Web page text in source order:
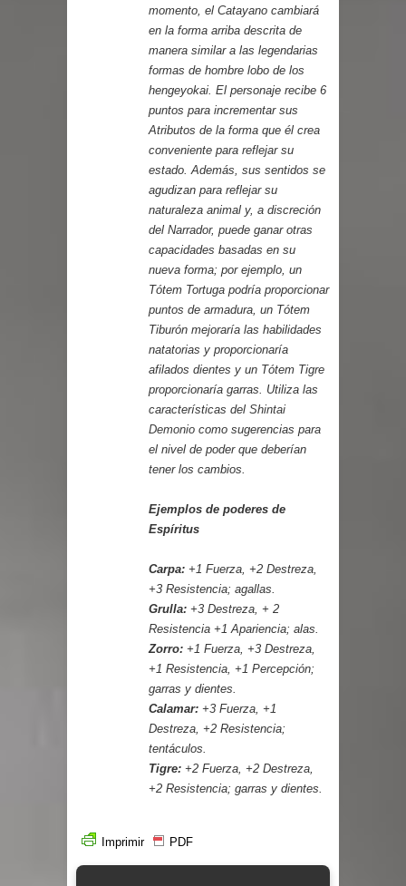
momento, el Catayano cambiará
en la forma arriba descrita de
manera similar a las legendarias
formas de hombre lobo de los
hengeyokai. El personaje recibe 6
puntos para incrementar sus
Atributos de la forma que él crea
conveniente para reflejar su
estado. Además, sus sentidos se
agudizan para reflejar su
naturaleza animal y, a discreción
del Narrador, puede ganar otras
capacidades basadas en su
nueva forma; por ejemplo, un
Tótem Tortuga podría proporcionar
puntos de armadura, un Tótem
Tiburón mejoraría las habilidades
natatorias y proporcionaría
afilados dientes y un Tótem Tigre
proporcionaría garras. Utiliza las
características del Shintai
Demonio como sugerencias para
el nivel de poder que deberían
tener los cambios.
Ejemplos de poderes de
Espíritus
Carpa: +1 Fuerza, +2 Destreza,
+3 Resistencia; agallas.
Grulla: +3 Destreza, + 2
Resistencia +1 Apariencia; alas.
Zorro: +1 Fuerza, +3 Destreza,
+1 Resistencia, +1 Percepción;
garras y dientes.
Calamar: +3 Fuerza, +1
Destreza, +2 Resistencia;
tentáculos.
Tigre: +2 Fuerza, +2 Destreza,
+2 Resistencia; garras y dientes.
Imprimir PDF